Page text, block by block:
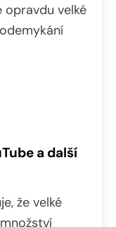
opravdu velké
a další
že velké